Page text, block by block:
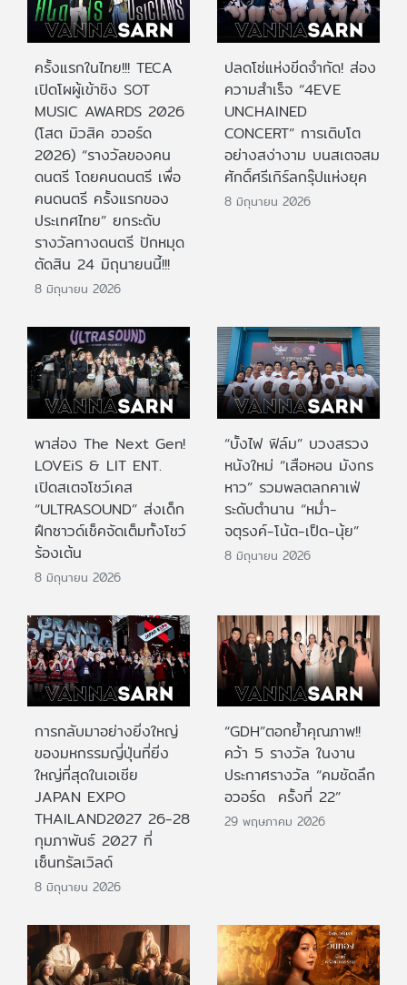
ครั้งแรกในไทย!!! TECA
เปิดโผผู้เข้าชิง SOT
MUSIC AWARDS 2026
(โสต มิวสิค อวอร์ด
2026) “รางวัลของคน
ดนตรี โดยคนดนตรี เพื่อ
คนดนตรี ครั้งแรกของ
ประเทศไทย” ยกระดับ
รางวัลทางดนตรี ปักหมุด
ตัดสิน 24 มิถุนายนนี้!!!
8 มิถุนายน 2026
ปลดโซ่แห่งขีดจำกัด! ส่อง
ความสำเร็จ “4EVE
UNCHAINED
CONCERT” การเติบโต
อย่างสง่างาม บนสเตจสม
ศักดิ์ศรีเกิร์ลกรุ๊ปแห่งยุค
8 มิถุนายน 2026
พาส่อง The Next Gen!
LOVEiS & LIT ENT.
เปิดสเตจโชว์เคส
“ULTRASOUND” ส่งเด็ก
ฝึกซาวด์เช็คจัดเต็มทั้งโชว์
ร้องเต้น
8 มิถุนายน 2026
“บั้งไฟ ฟิล์ม” บวงสรวง
หนังใหม่ “เสือหอน มังกร
หาว” รวมพลตลกคาเฟ่
ระดับตำนาน “หม่ำ-
จตุรงค์-โน้ต-เป็ด-นุ้ย”
8 มิถุนายน 2026
การกลับมาอย่างยิ่งใหญ่
ของมหกรรมญี่ปุ่นที่ยิ่ง
ใหญ่ที่สุดในเอเชีย
JAPAN EXPO
THAILAND2027 26-28
กุมภาพันธ์ 2027 ที่
เซ็นทรัลเวิลด์
8 มิถุนายน 2026
“GDH”ตอกย้ำคุณภาพ!!
คว้า 5 รางวัล ในงาน
ประกาศรางวัล “คมชัดลึก
อวอร์ด ครั้งที่ 22”
29 พฤษภาคม 2026